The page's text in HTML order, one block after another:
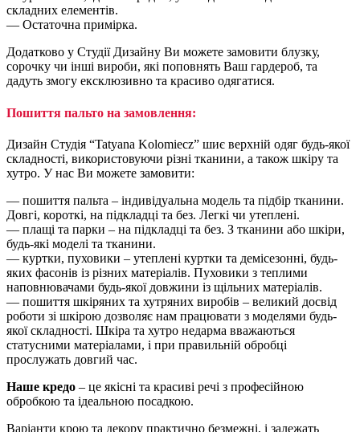
складних елементів.
— Остаточна примірка.
Додатково у Студії Дизайну Ви можете замовити блузку,
сорочку чи інші вироби, які поповнять Ваш гардероб, та
дадуть змогу ексклюзивно та красиво одягатися.
Пошиття пальто на замовлення:
Дизайн Студія “Tatyana Kolomiecz” шиє верхній одяг будь-якої
складності, використовуючи різні тканини, а також шкіру та
хутро. У нас Ви можете замовити:
— пошиття пальта – індивідуальна модель та підбір тканини.
Довгі, короткі, на підкладці та без. Легкі чи утеплені.
— плащі та парки – на підкладці та без. З тканини або шкіри,
будь-які моделі та тканини.
— куртки, пуховики – утеплені куртки та демісезонні, будь-
яких фасонів із різних матеріалів. Пуховики з теплими
наповнювачами будь-якої довжини із щільних матеріалів.
— пошиття шкіряних та хутряних виробів – великий досвід
роботи зі шкірою дозволяє нам працювати з моделями будь-
якої складності. Шкіра та хутро недарма вважаються
статусними матеріалами, і при правильній обробці
прослужать довгий час.
Наше кредо – це якісні та красиві речі з професійною
обробкою та ідеальною посадкою.
Варіанти крою та декору практично безмежні, і залежать